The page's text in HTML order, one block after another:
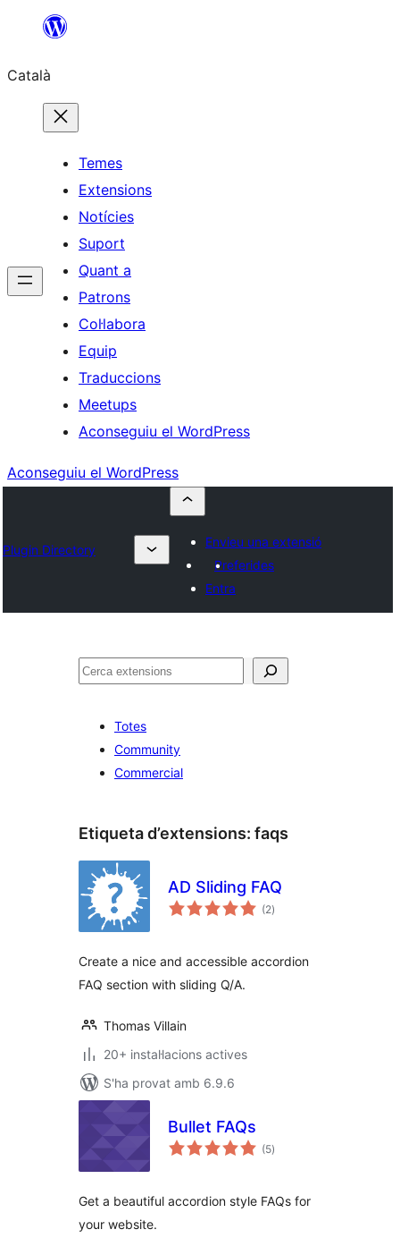
contingut
Català
Temes
Extensions
Notícies
Suport
Quant a
Patrons
Col·labora
Equip
Traduccions
Meetups
Aconseguiu el WordPress
Aconseguiu el WordPress
Plugin Directory
Envieu una extensió
Preferides
Entra
Cerca
Totes
Community
Commercial
Etiqueta d’extensions: faqs
AD Sliding FAQ
(2puntuacions
totals
)
Create a nice and accessible accordion
FAQ section with sliding Q/A.
Thomas Villain
20+ instal·lacions actives
S'ha provat amb 6.9.6
Bullet FAQs
(5puntuacions
totals
)
Get a beautiful accordion style FAQs for
your website.